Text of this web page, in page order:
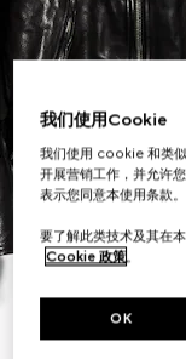
我们使用Cookie
我们使用 cookie 和类
开展营销工作，并允许
表示您同意本使用条款。
要了解此类技术及其在
Cookie 政策。
OK